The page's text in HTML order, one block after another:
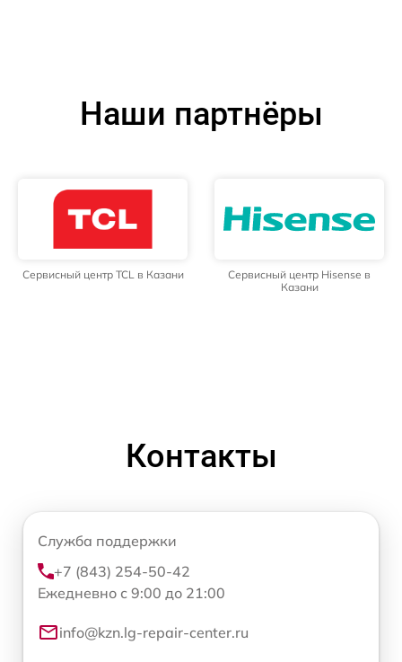
Наши партнёры
Сервисный центр TCL в Казани
Сервисный центр Hisense в
Казани
Контакты
Служба поддержки
+7 (843) 254-50-42
Ежедневно с 9:00 до 21:00
info@kzn.lg-repair-center.ru